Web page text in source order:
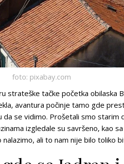
foto: pixabay.com
strateške tačke početka obilaska
avantura počinje tamo gde
se vidimo. Prošetali smo starim
izgledale su savršeno, kao
ali to nam nije bilo toliko